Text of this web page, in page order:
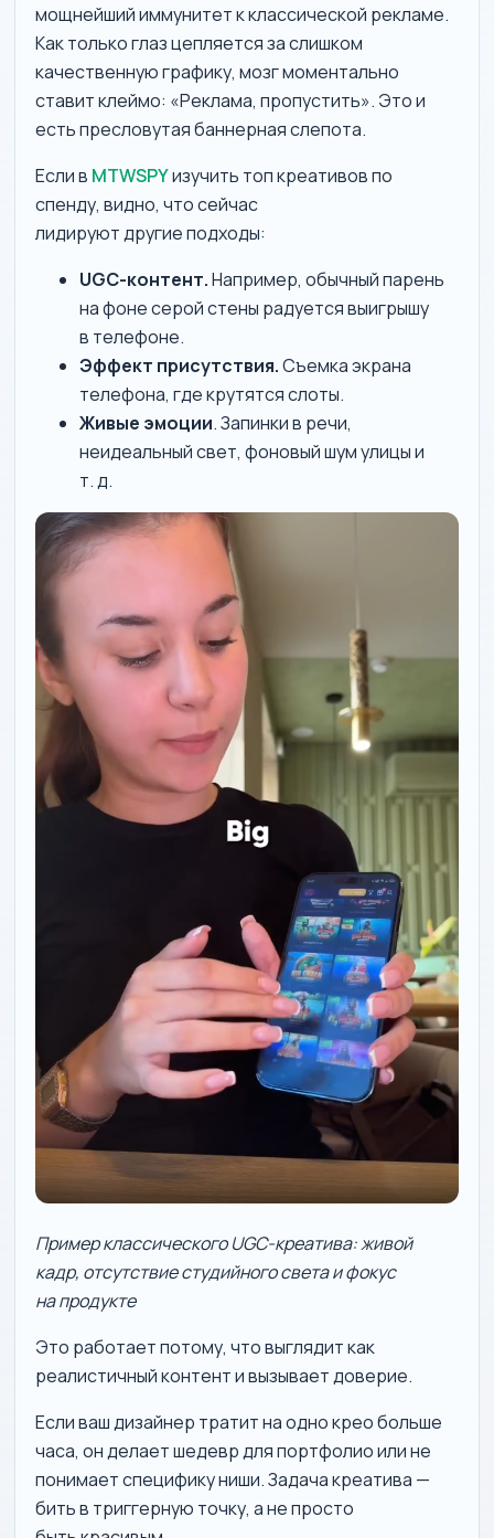
мощнейший иммунитет к классической рекламе.
Как только глаз цепляется за слишком
качественную графику, мозг моментально
ставит клеймо: «Реклама, пропустить». Это и
есть пресловутая баннерная слепота.
Если в MTWSPYизучить топ креативов по
спенду, видно, что сейчас
лидируют другие подходы:
UGC-контент.Например, обычный парень
на фоне серой стены радуется выигрышу
в телефоне.
Эффект присутствия.Съемка экрана
телефона, где крутятся слоты.
Живые эмоции. Запинки в речи,
неидеальный свет, фоновый шум улицы и
т. д.
Пример классического UGC-креатива: живой
кадр, отсутствие студийного света и фокус
на продукте
Это работает потому, что выглядит как
реалистичный контент и вызывает доверие.
Если ваш дизайнер тратит на одно крео больше
часа, он делает шедевр для портфолио или не
понимает специфику ниши. Задача креатива —
бить в триггерную точку, а не просто